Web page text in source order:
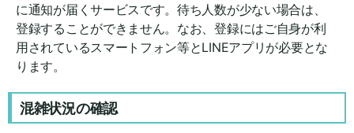
に通知が届くサービスです。待ち人数が少ない場合は、
登録することができません。なお、登録にはご自身が利
用されているスマートフォン等とLINEアプリが必要とな
ります。
混雑状況の確認